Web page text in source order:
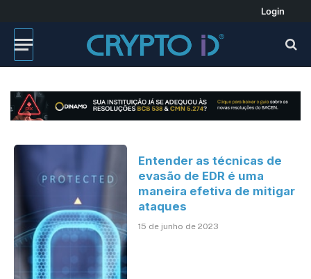
Login
Entender as técnicas de
evasão de EDR é uma
maneira efetiva de mitigar
ataques
15 de junho de 2023